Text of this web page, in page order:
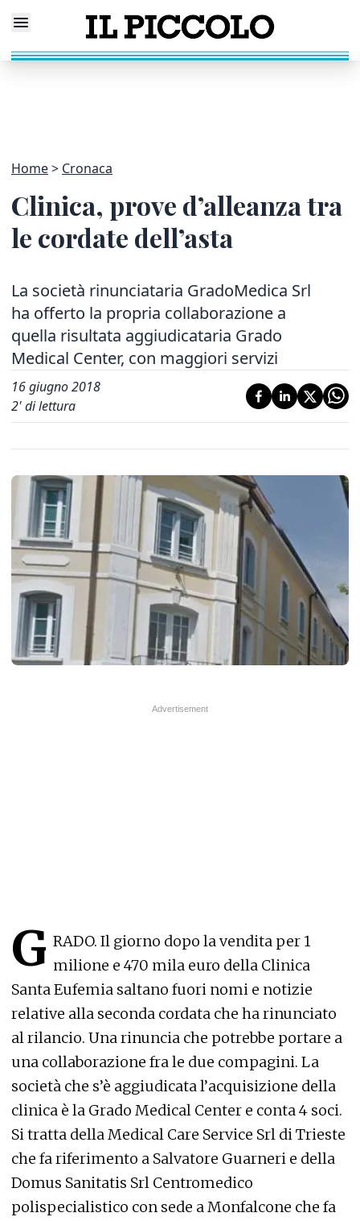
Home Cronaca
Clinica, prove d’alleanza tra
le cordate dell’asta
La società rinunciataria GradoMedica Srl
ha offerto la propria collaborazione a
quella risultata aggiudicataria Grado
Medical Center, con maggiori servizi
16 giugno 2018
2' di lettura
G RADO. Il giorno dopo la vendita per 1
milione e 470 mila euro della Clinica
Santa Eufemia saltano fuori nomi e notizie
relative alla seconda cordata che ha rinunciato
al rilancio. Una rinuncia che potrebbe portare a
una collaborazione fra le due compagini. La
società che s’è aggiudicata l’acquisizione della
clinica è la Grado Medical Center e conta 4 soci.
Si tratta della Medical Care Service Srl di Trieste
che fa riferimento a Salvatore Guarneri e della
Domus Sanitatis Srl Centromedico
polispecialistico con sede a Monfalcone che fa